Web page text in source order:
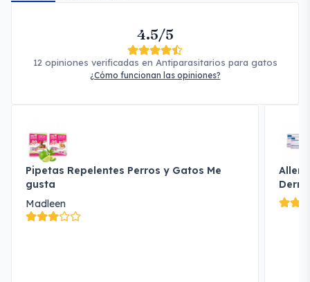
4.5/5
12 opiniones verificadas en Antiparasitarios para gatos
¿Cómo funcionan las opiniones?
Pipetas Repelentes Perros y Gatos Me
gusta
Madleen